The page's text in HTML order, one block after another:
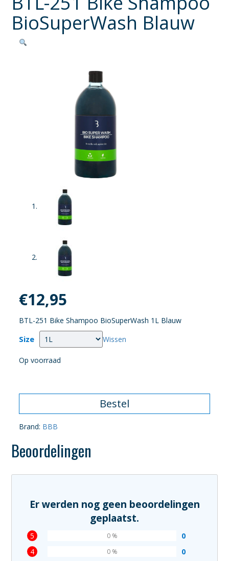
BioSuperWash Blauw
€12,95
BTL-251 Bike Shampoo BioSuperWash 1L Blauw
Size Wissen
Op voorraad
Bestel
Brand: BBB
Beoordelingen
Er werden nog geen beoordelingen
geplaatst.
5 0
0 %
4 0
0 %